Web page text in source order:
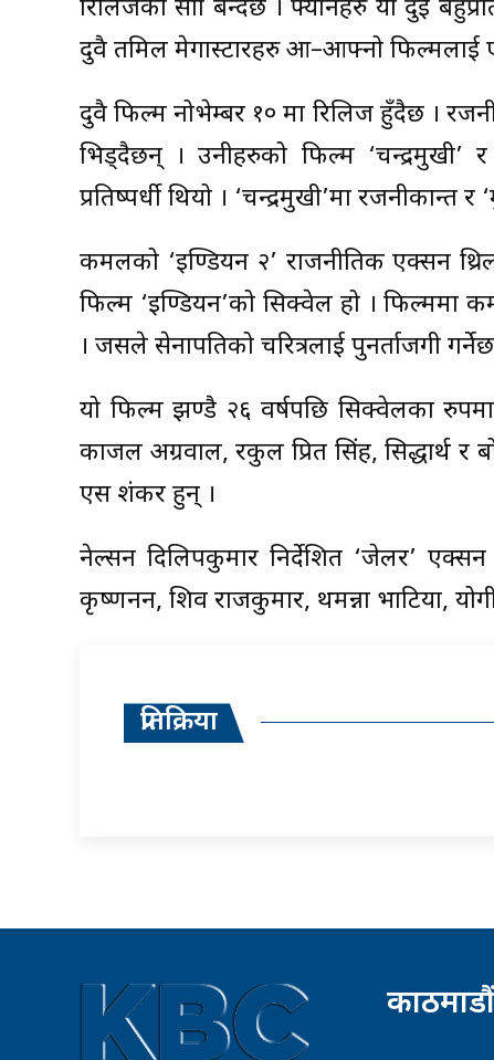
रिलिजको साक्षी बन्दैछ । फ्यानहरु यी दुई
दुवै तमिल मेगास्टारहरु आ–आफ्नो फिल्मलाई
दुवै फिल्म नोभेम्बर १० मा रिलिज हुँदैछ ।
भिड्दैछन् । उनीहरुको फिल्म
प्रतिष्पर्धी थियो । ‘चन्द्रमुखी’मा
कमलको ‘इण्डियन २’ राजनीतिक एक्सन
फिल्म ‘इण्डियन’को सिक्वेल हो । फिल्ममा
। जसले सेनापतिको चरित्रलाई पुनर्ताजगी
यो फिल्म झण्डै २६ वर्षपछि सिक्वेलका
काजल अग्रवाल, रकुल प्रित सिंह, सिद्धार्थ र
एस शंकर हुन् ।
नेल्सन दिलिपकुमार निर्देशित ‘जेलर’
कृष्णनन, शिव राजकुमार, थमन्ना भाटिया,
प्रतिक्रिया